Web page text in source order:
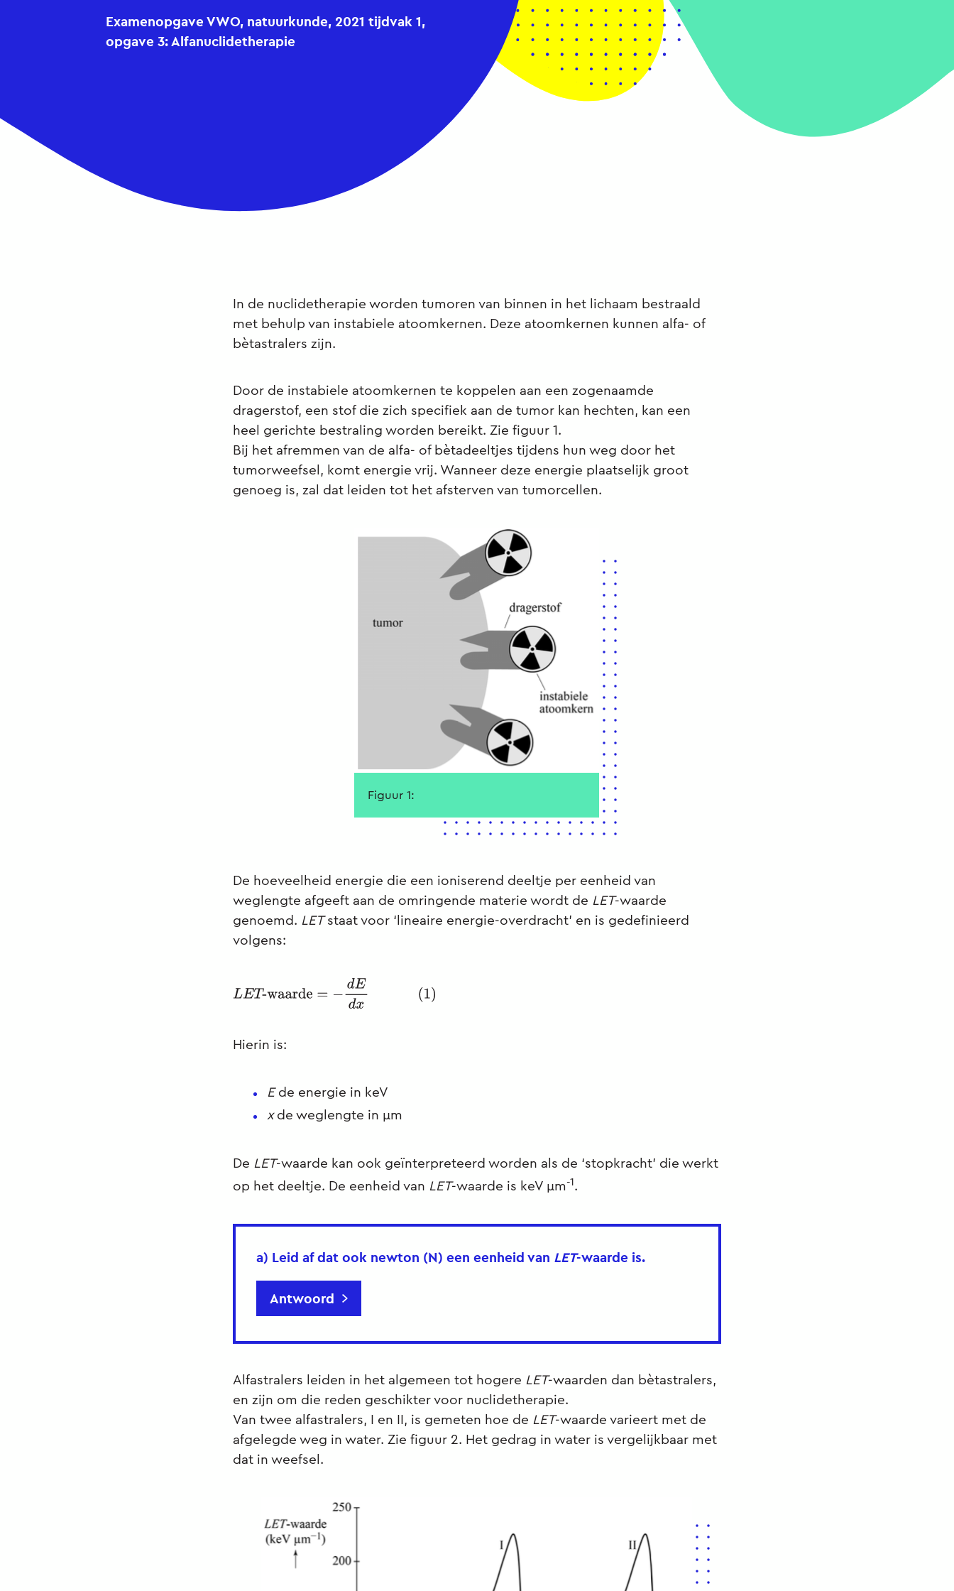
Examenopgave VWO, natuurkunde, 2021 tijdvak 1,
opgave 3: Alfanuclidetherapie
In de nuclidetherapie worden tumoren van binnen in het lichaam bestraald
met behulp van instabiele atoomkernen. Deze atoomkernen kunnen alfa- of
bètastralers zijn.
Door de instabiele atoomkernen te koppelen aan een zogenaamde
dragerstof, een stof die zich specifiek aan de tumor kan hechten, kan een
heel gerichte bestraling worden bereikt. Zie figuur 1.
Bij het afremmen van de alfa- of bètadeeltjes tijdens hun weg door het
tumorweefsel, komt energie vrij. Wanneer deze energie plaatselijk groot
genoeg is, zal dat leiden tot het afsterven van tumorcellen.
Figuur 1:
De hoeveelheid energie die een ioniserend deeltje per eenheid van
weglengte afgeeft aan de omringende materie wordt de LET-waarde
genoemd. LETstaat voor ‘lineaire energie-overdracht’ en is gedefinieerd
volgens:
LET-waarde= −d Edx(1)
Hierin is:
Ede energie in keV
xde weglengte in μm
De LET-waarde kan ook geïnterpreteerd worden als de ‘stopkracht’ die werkt
op het deeltje. De eenheid van LET-waarde is keV μm-1.
a) Leid af dat ook newton (N) een eenheid van LET-waarde is.
Antwoord
Alfastralers leiden in het algemeen tot hogere LET-waarden dan bètastralers,
en zijn om die reden geschikter voor nuclidetherapie.
Van twee alfastralers, I en II, is gemeten hoe de LET-waarde varieert met de
afgelegde weg in water. Zie figuur 2. Het gedrag in water is vergelijkbaar met
dat in weefsel.